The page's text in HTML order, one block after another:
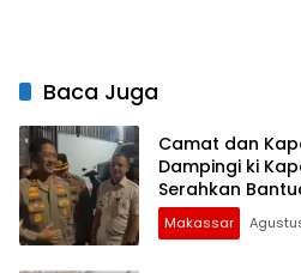
Baca Juga
Camat dan
Dampingi ki
Serahkan
Bontoduri
Makassar